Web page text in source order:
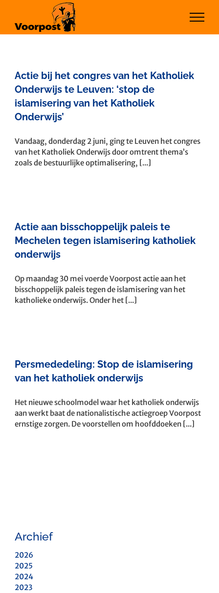
inhoud
Actie bij het congres van het Katholiek
Onderwijs te Leuven: ‘stop de
islamisering van het Katholiek
Onderwijs’
Vandaag, donderdag 2 juni, ging te Leuven het congres
van het Katholiek Onderwijs door omtrent thema’s
zoals de bestuurlijke optimalisering, [...]
Actie aan bisschoppelijk paleis te
Mechelen tegen islamisering katholiek
onderwijs
Op maandag 30 mei voerde Voorpost actie aan het
bisschoppelijk paleis tegen de islamisering van het
katholieke onderwijs. Onder het [...]
Persmededeling: Stop de islamisering
van het katholiek onderwijs
Het nieuwe schoolmodel waar het katholiek onderwijs
aan werkt baat de nationalistische actiegroep Voorpost
ernstige zorgen. De voorstellen om hoofddoeken [...]
Archief
2026
2025
2024
2023